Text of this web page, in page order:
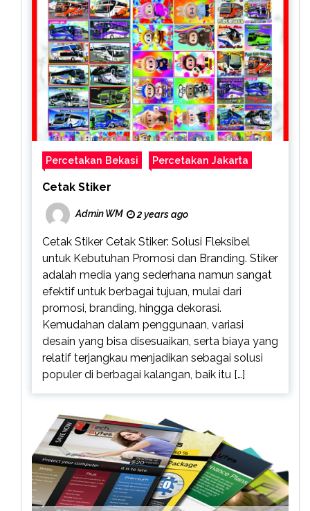
Percetakan Bekasi Percetakan Jakarta
Cetak Stiker
Admin WM 2 years ago
Cetak Stiker Cetak Stiker: Solusi Fleksibel
untuk Kebutuhan Promosi dan Branding. Stiker
adalah media yang sederhana namun sangat
efektif untuk berbagai tujuan, mulai dari
promosi, branding, hingga dekorasi.
Kemudahan dalam penggunaan, variasi
desain yang bisa disesuaikan, serta biaya yang
relatif terjangkau menjadikan sebagai solusi
populer di berbagai kalangan, baik itu […]